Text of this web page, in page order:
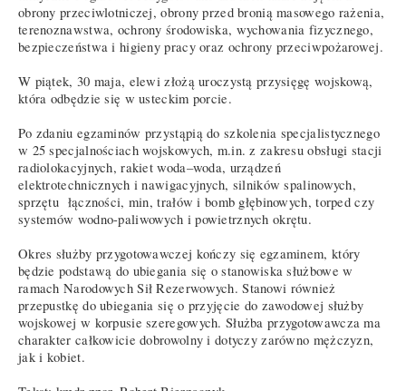
obrony przeciwlotniczej, obrony przed bronią masowego rażenia,
terenoznawstwa, ochrony środowiska, wychowania fizycznego,
bezpieczeństwa i higieny pracy oraz ochrony przeciwpożarowej.
W piątek, 30 maja, elewi złożą uroczystą przysięgę wojskową,
która odbędzie się w usteckim porcie.
Po zdaniu egzaminów przystąpią do szkolenia specjalistycznego
w 25 specjalnościach wojskowych, m.in. z zakresu obsługi stacji
radiolokacyjnych, rakiet woda–woda, urządzeń
elektrotechnicznych i nawigacyjnych, silników spalinowych,
sprzętu łączności, min, trałów i bomb głębinowych, torped czy
systemów wodno-paliwowych i powietrznych okrętu.
Okres służby przygotowawczej kończy się egzaminem, który
będzie podstawą do ubiegania się o stanowiska służbowe w
ramach Narodowych Sił Rezerwowych. Stanowi również
przepustkę do ubiegania się o przyjęcie do zawodowej służby
wojskowej w korpusie szeregowych. Służba przygotowawcza ma
charakter całkowicie dobrowolny i dotyczy zarówno mężczyzn,
jak i kobiet.